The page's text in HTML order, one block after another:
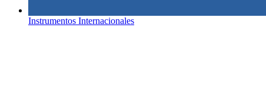
Instrumentos Internacionales